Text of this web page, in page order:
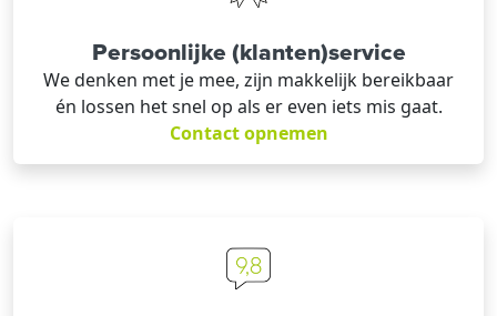
Persoonlijke (klanten)service
We denken met je mee, zijn makkelijk bereikbaar
én lossen het snel op als er even iets mis gaat.
Contact opnemen